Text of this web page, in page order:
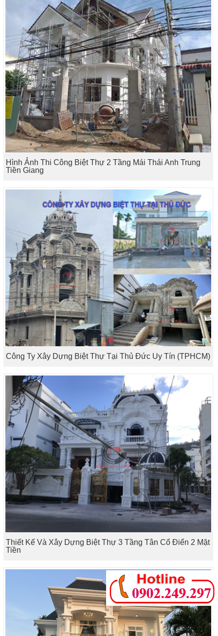
Hình Ảnh Thi Công Biệt Thự 2 Tầng Mái Thái Anh Trung
Tiền Giang
Công Ty Xây Dựng Biệt Thự Tại Thủ Đức Uy Tín (TPHCM)
Thiết Kế Và Xây Dựng Biệt Thự 3 Tầng Tân Cổ Điển 2 Mặt
Tiền